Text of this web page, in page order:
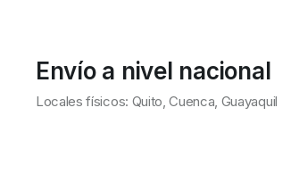
Envío a nivel nacional
Locales físicos: Quito, Cuenca, Guayaquil